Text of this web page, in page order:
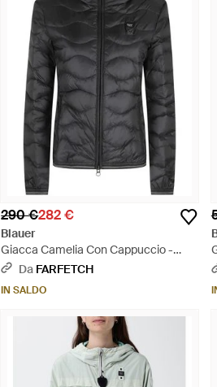
290 €282 €
Blauer
Giacca Camelia Con Cappuccio -
NeroDa FARFETCH
IN SALDO